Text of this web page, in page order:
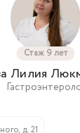
Стаж 9 лет
Лилия
д. 21